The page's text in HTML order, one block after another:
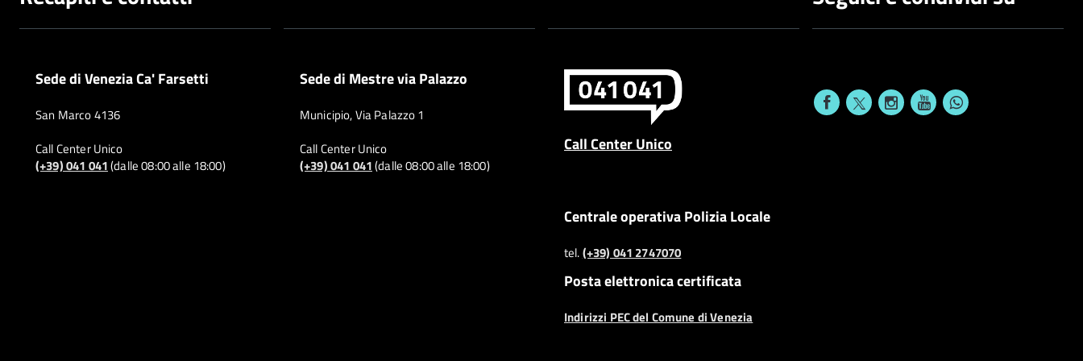
Sede di Venezia Ca' Farsetti
San Marco 4136
Call Center Unico
(+39) 041 041(dalle 08:00 alle 18:00)
Sede di Mestre via Palazzo
Municipio, Via Palazzo 1
Call Center Unico
(+39) 041 041(dalle 08:00 alle 18:00)
Call Center Unico
Centrale operativa Polizia Locale
tel.(+39) 041 2747070
Posta elettronica certificata
Indirizzi PEC del Comune di Venezia